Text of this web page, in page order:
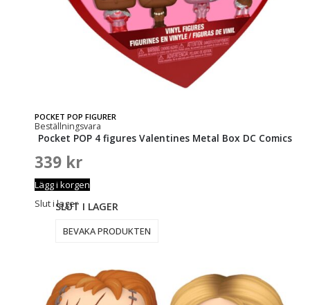
POCKET POP FIGURER
Beställningsvara
Pocket POP 4 figures Valentines Metal Box DC Comics
339 kr
Lägg i korgen
Slut i lagerSLUT I LAGER
BEVAKA PRODUKTEN